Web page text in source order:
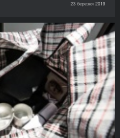
23 березня 2019